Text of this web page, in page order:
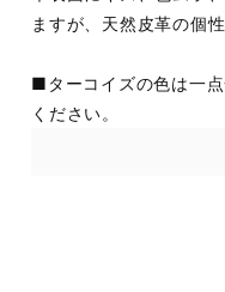
ますが、天然皮革の個
■ターコイズの色は一
ください。